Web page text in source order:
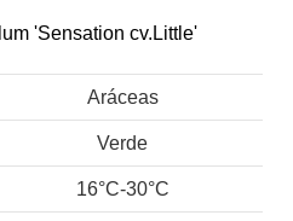
'Sensation cv.Little'
Aráceas
Verde
16°C-30°C